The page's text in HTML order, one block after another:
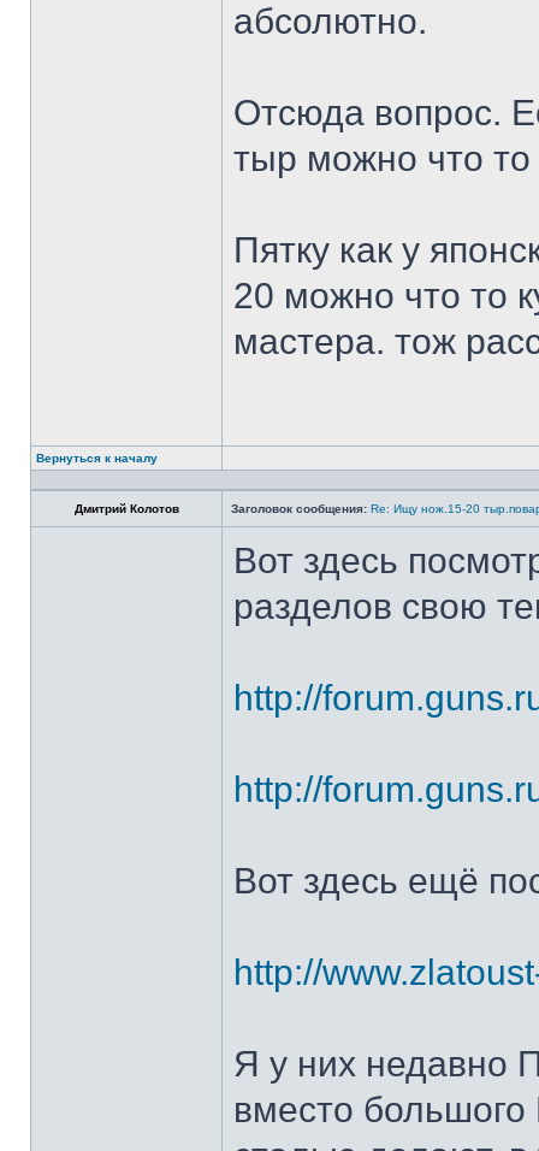
абсолютно.
Отсюда вопрос.
тыр можно что
Пятку как у
20 можно что то
мастера. тож
Вернуться к началу
Дмитрий Колотов Заголовок сообщения: Re: Ищу нож.15-20
Вот здесь
разделов свою
http://
http://
Вот здесь ещё
http://
Я у них недавно
вместо